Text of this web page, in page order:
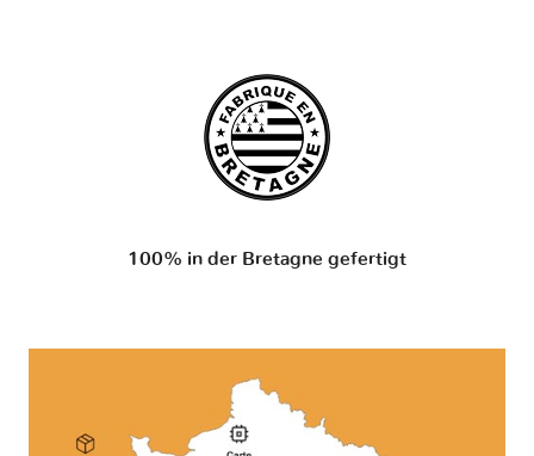
100% in der Bretagne gefertigt